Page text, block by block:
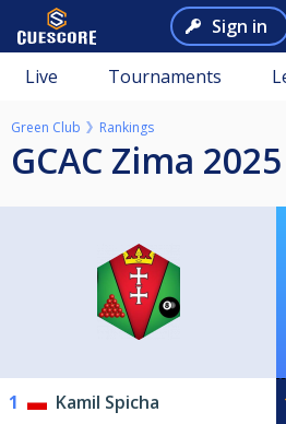
Sign in
Live Tournaments
Green Club Rankings
GCAC Zima 2025
1 Kamil Spicha